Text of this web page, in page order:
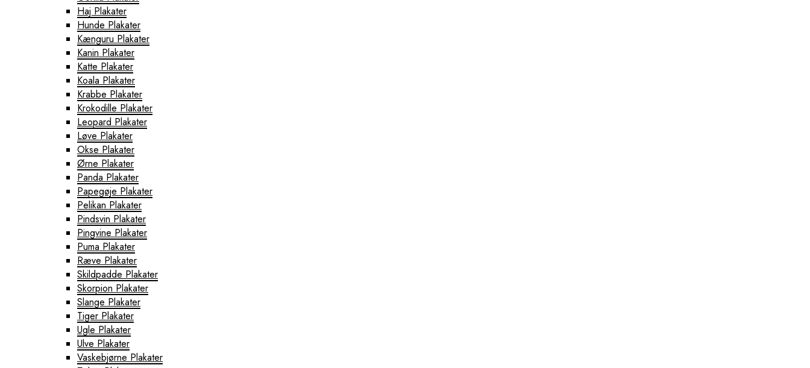
Haj Plakater
Hunde Plakater
Kænguru Plakater
Kanin Plakater
Katte Plakater
Koala Plakater
Krabbe Plakater
Krokodille Plakater
Leopard Plakater
Løve Plakater
Okse Plakater
Ørne Plakater
Panda Plakater
Papegøje Plakater
Pelikan Plakater
Pindsvin Plakater
Pingvine Plakater
Puma Plakater
Ræve Plakater
Skildpadde Plakater
Skorpion Plakater
Slange Plakater
Tiger Plakater
Ugle Plakater
Ulve Plakater
Vaskebjørne Plakater